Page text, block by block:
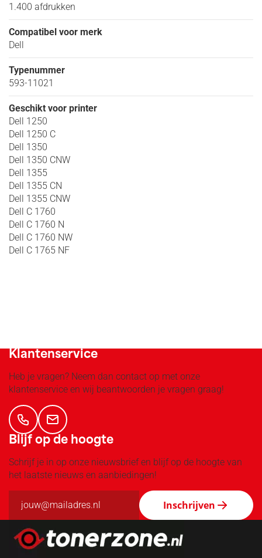
1.400 afdrukken
Compatibel voor merk
Dell
Typenummer
593-11021
Geschikt voor printer
Dell 1250
Dell 1250 C
Dell 1350
Dell 1350 CNW
Dell 1355
Dell 1355 CN
Dell 1355 CNW
Dell C 1760
Dell C 1760 N
Dell C 1760 NW
Dell C 1765 NF
Klantenservice
Heb je vragen? Neem dan contact op met onze
klantenservice en wij beantwoorden je vragen graag!
Blijf op de hoogte
Schrijf je in op onze nieuwsbrief en blijf op de hoogte van
het laatste nieuws en aanbiedingen!
Inschrijven